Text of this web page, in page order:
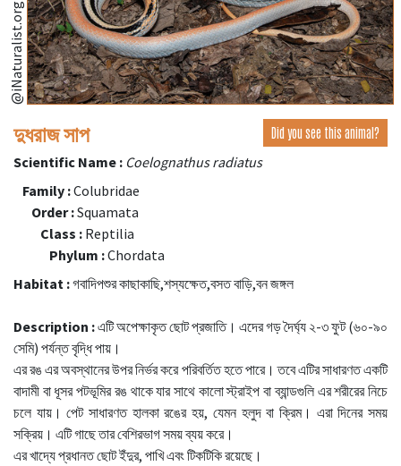
@iNaturalist.org
দুধরাজ সাপ Did you see this animal?
Scientific Name : Coelognathus radiatus
Family :Colubridae
Order :Squamata
Class : Reptilia
Phylum :Chordata
Habitat :গবাদিপশুর কাছাকাছি,শস্যক্ষেত,বসত বাড়ি,বন জঙ্গল
Description :এটি অপেক্ষাকৃত ছোট প্রজাতি। এদের গড় দৈর্ঘ্য ২-৩ ফুট (৬০-৯০
সেমি) পর্যন্ত বৃদ্ধি পায়।
এর রঙ এর অবস্থানের উপর নির্ভর করে পরিবর্তিত হতে পারে। তবে এটির সাধারণত একটি
বাদামী বা ধূসর পটভূমির রঙ থাকে যার সাথে কালো স্ট্রাইপ বা ব্যান্ডগুলি এর শরীরের নিচে
চলে যায়। পেট সাধারণত হালকা রঙের হয়, যেমন হলুদ বা ক্রিম। এরা দিনের সময়
সক্রিয়। এটি গাছে তার বেশিরভাগ সময় ব্যয় করে।
এর খাদ্যে প্রধানত ছোট ইঁদুর, পাখি এবং টিকটিকি রয়েছে।